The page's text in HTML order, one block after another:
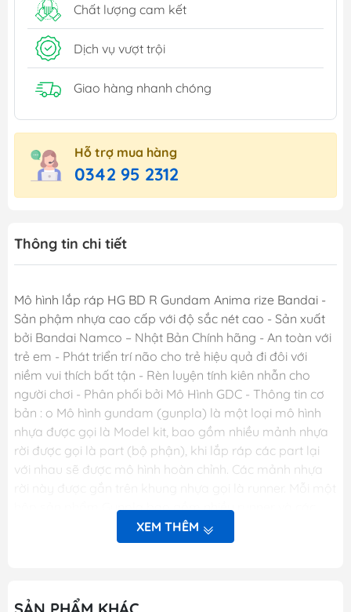
Chất lượng cam kết
Dịch vụ vượt trội
Giao hàng nhanh chóng
Hỗ trợ mua hàng
0342 95 2312
Thông tin chi tiết
Mô hình lắp ráp HG BD R Gundam Anima rize Bandai -
Sản phậm nhựa cao cấp với độ sắc nét cao - Sản xuất
bởi Bandai Namco – Nhật Bản Chính hãng - An toàn với
trẻ em - Phát triển trí não cho trẻ hiệu quả đi đôi với
niềm vui thích bất tận - Rèn luyện tính kiên nhẫn cho
người chơi - Phân phối bởi Mô Hình GDC - Thông tin cơ
bản : o Mô hình gundam (gunpla) là một loại mô hình
nhựa được gọi là Model kit, bao gồm nhiều mảnh nhựa
rời được gọi là part (bộ phận), khi lắp ráp các part lại
với nhau sẽ được mô hình hoàn chỉnh. Các mảnh nhựa
hộp sản phẩm Gunpla bao gồm nhiều runner và các
phụ kiện liên quan, một tập sách nhỏ (manual) bên
trong giới thiệu sơ lược về mẫu Gundam trong hộp và
muốn. o Người chơi sẽ thỏa sức sáng tạo và đam mê.
XEM THÊM